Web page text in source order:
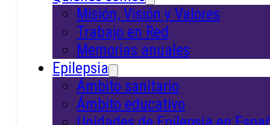
Misión, Visión y Valores
Trabajo en Red
Memorias anuales
Epilepsia
Ámbito sanitario
Ámbito educativo
Epilepsia/ Ámbito educativo
Ámbito Educativo